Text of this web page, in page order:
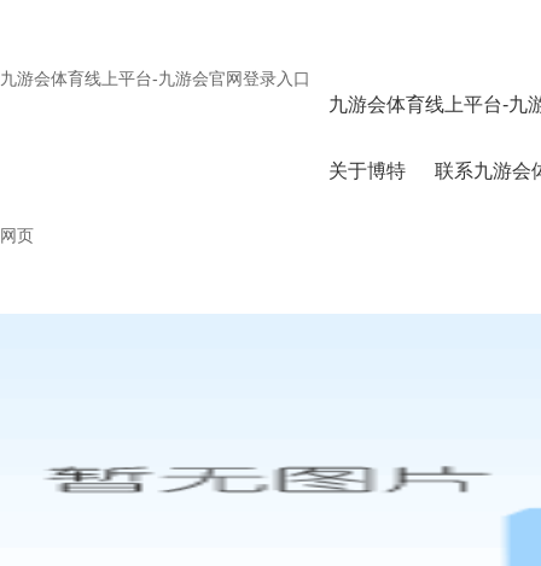
九游会体育线上平台-九游会官网登录入口
网页
九游会体育线上平台-九
关于博特 联系九游会